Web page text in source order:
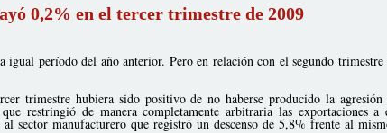
0,2% en el tercer trimestre de 2009
igual período del año anterior. Pero en relación con el segundo trimestre
trimestre hubiera sido positivo de no haberse producido la
restringió de manera completamente arbitraria las exportaciones a
al sector manufacturero que registró un descenso de 5,8% frente al